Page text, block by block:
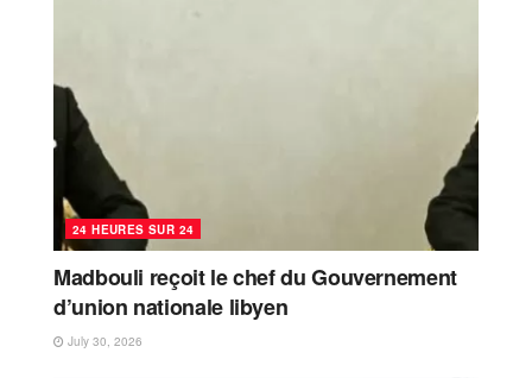
24 HEURES SUR 24
Madbouli reçoit le chef du Gouvernement
d’union nationale libyen
July 30, 2026